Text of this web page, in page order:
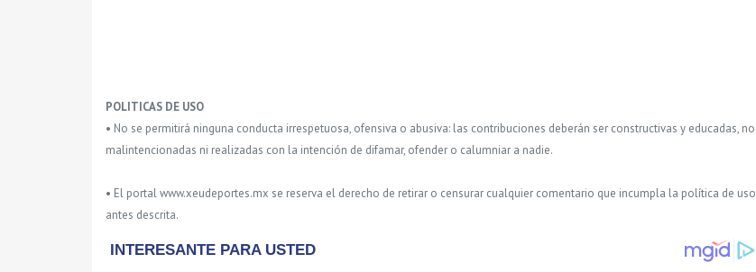
POLITICAS DE USO
• No se permitirá ninguna conducta irrespetuosa, ofensiva o abusiva: las contribuciones deberán ser constructivas y educadas, no
malintencionadas ni realizadas con la intención de difamar, ofender o calumniar a nadie.
• El portal www.xeudeportes.mx se reserva el derecho de retirar o censurar cualquier comentario que incumpla la política de uso
antes descrita.